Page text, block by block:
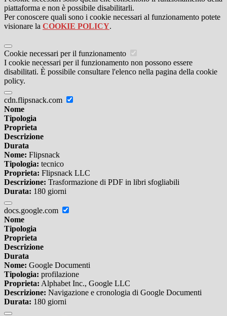
piattaforma e non è possibile disabilitarli.
Per conoscere quali sono i cookie necessari al funzionamento potete
visionare la COOKIE POLICY.
Cookie necessari per il funzionamento
I cookie necessari per il funzionamento non possono essere
disabilitati. È possibile consultare l'elenco nella pagina della cookie
policy.
cdn.flipsnack.com
Nome
Tipologia
Proprieta
Descrizione
Durata
Nome: Flipsnack
Tipologia: tecnico
Proprieta: Flipsnack LLC
Descrizione: Trasformazione di PDF in libri sfogliabili
Durata: 180 giorni
docs.google.com
Nome
Tipologia
Proprieta
Descrizione
Durata
Nome: Google Documenti
Tipologia: profilazione
Proprieta: Alphabet Inc., Google LLC
Descrizione: Navigazione e cronologia di Google Documenti
Durata: 180 giorni